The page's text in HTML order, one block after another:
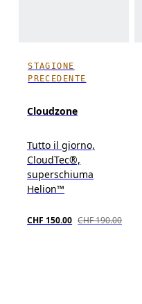
STAGIONE
PRECEDENTE
Cloudzone
Tutto il giorno,
CloudTec®,
superschiuma
Helion™
CHF 150.00 CHF 190.00